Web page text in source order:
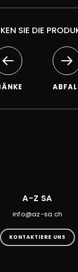
SIE DIE
A-Z SA
info@az-sa.ch
KONTAKTIERE UNS